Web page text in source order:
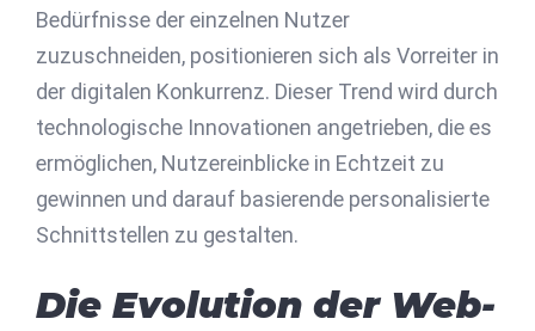
Bedürfnisse der einzelnen Nutzer
zuzuschneiden, positionieren sich als Vorreiter in
der digitalen Konkurrenz. Dieser Trend wird durch
technologische Innovationen angetrieben, die es
ermöglichen, Nutzereinblicke in Echtzeit zu
gewinnen und darauf basierende personalisierte
Schnittstellen zu gestalten.
Die Evolution der Web-